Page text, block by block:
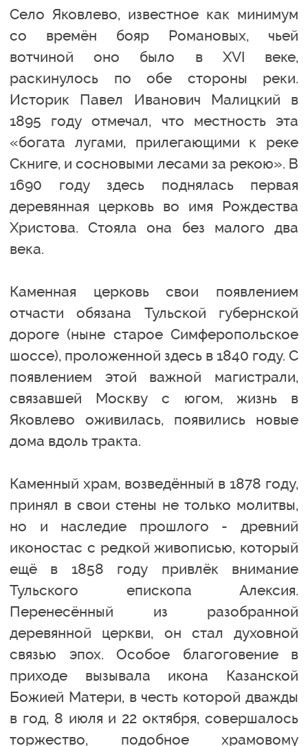
Село Яковлево, известное как минимум
со времён бояр Романовых, чьей
вотчиной оно было в XVI веке,
раскинулось по обе стороны реки.
Историк Павел Иванович Малицкий в
1895 году отмечал, что местность эта
«богата лугами, прилегающими к реке
Скниге, и сосновыми лесами за рекою». В
1690 году здесь поднялась первая
деревянная церковь во имя Рождества
Христова. Стояла она без малого два
века.
Каменная церковь свои появлением
отчасти обязана Тульской губернской
дороге (ныне старое Симферопольское
шоссе), проложенной здесь в 1840 году. С
появлением этой важной магистрали,
связавшей Москву с югом, жизнь в
Яковлево оживилась, появились новые
дома вдоль тракта.
Каменный храм, возведённый в 1878 году,
принял в свои стены не только молитвы,
но и наследие прошлого - древний
иконостас с редкой живописью, который
ещё в 1858 году привлёк внимание
Тульского епископа Алексия.
Перенесённый из разобранной
деревянной церкви, он стал духовной
связью эпох. Особое благоговение в
приходе вызывала икона Казанской
Божией Матери, в честь которой дважды
в год, 8 июля и 22 октября, совершалось
торжество, подобное храмовому